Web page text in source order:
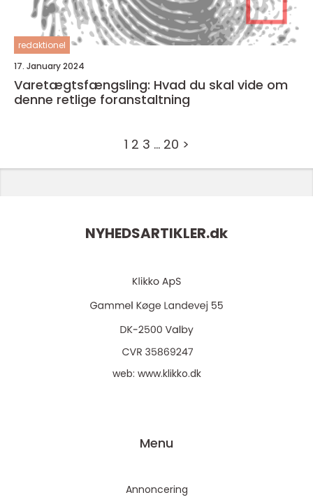
redaktionel
17. January 2024
Varetægtsfængsling: Hvad du skal vide om
denne retlige foranstaltning
1 2 3 … 20 >
NYHEDSARTIKLER.dk
web: www.klikko.dk
Menu
Annoncering